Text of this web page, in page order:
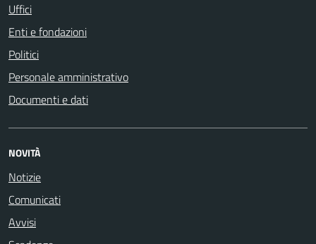
Uffici
Enti e fondazioni
Politici
Personale amministrativo
Documenti e dati
NOVITÀ
Notizie
Comunicati
Avvisi